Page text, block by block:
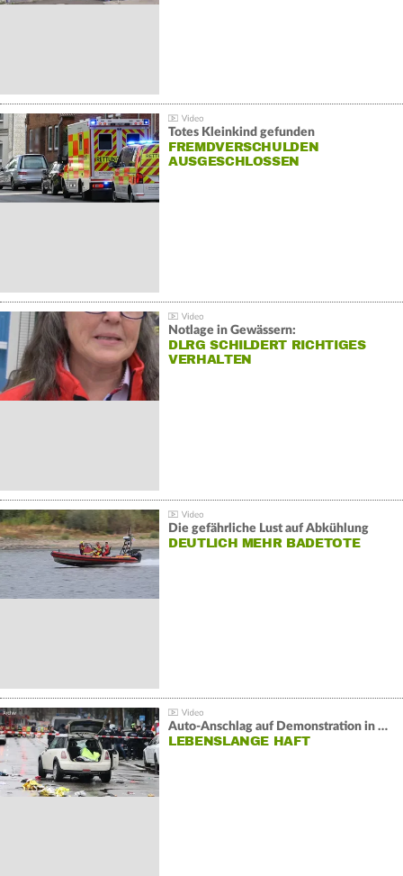
Totes Kleinkind gefunden
FREMDVERSCHULDEN
AUSGESCHLOSSEN
Notlage in Gewässern:
DLRG SCHILDERT RICHTIGES
VERHALTEN
Die gefährliche Lust auf Abkühlung
DEUTLICH MEHR BADETOTE
Auto-Anschlag auf Demonstration in München:
LEBENSLANGE HAFT